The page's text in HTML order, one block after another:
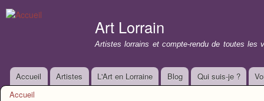
Art Lorrain
Artistes lorrains et compte-rendu de toutes les
Menu principal
Accueil Artistes L'Art en Lorraine Blog Qui suis-je ?
Accueil